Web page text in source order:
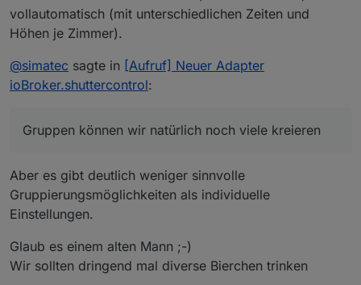
vollautomatisch (mit unterschiedlichen Zeiten und
Höhen je Zimmer).
@simatec sagte in [Aufruf] Neuer Adapter
ioBroker.shuttercontrol:
Gruppen können wir natürlich noch viele kreieren
Aber es gibt deutlich weniger sinnvolle
Gruppierungsmöglichkeiten als individuelle
Einstellungen.
Glaub es einem alten Mann ;-)
Wir sollten dringend mal diverse Bierchen trinken